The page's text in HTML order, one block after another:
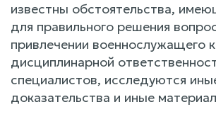
известны обстоятельства,
для правильного решения
привлечении военнослужащего к
дисциплинарной
специалистов, исследуются
доказательства и иные